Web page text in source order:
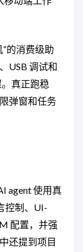
的消费级助
USB 调试和
真正跑稳
弹窗和任务
agent 使用真
控制、UI-
配置，并强
还提到项目